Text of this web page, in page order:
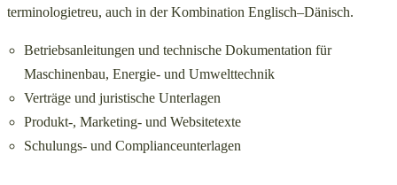
terminologietreu, auch in der Kombination Englisch–Dänisch.
Betriebsanleitungen und technische Dokumentation für
Maschinenbau, Energie- und Umwelttechnik
Verträge und juristische Unterlagen
Produkt-, Marketing- und Websitetexte
Schulungs- und Complianceunterlagen